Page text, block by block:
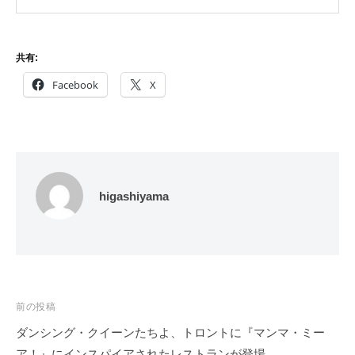
共有:
Facebook X
higashiyama
投
稿
前の投稿
ダンシング・クイーンたちよ、トロントに『マンマ・ミー